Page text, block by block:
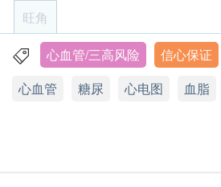
血压
体质指标
身高
脉搏率
体重
检测流程：
香港国际心脏中心会安排客人
（包括体格检查、血液检验、
试）。
2152 8526预约服务。
客户于进行服务前，必须出示
作登记。
客户于进行服务前，应清楚并
旺角
旺角亚皆老街8号朗豪坊办公大楼54
显示地图
心血管/三高风险 信心保证
心血管
糖尿 心电图 血脂